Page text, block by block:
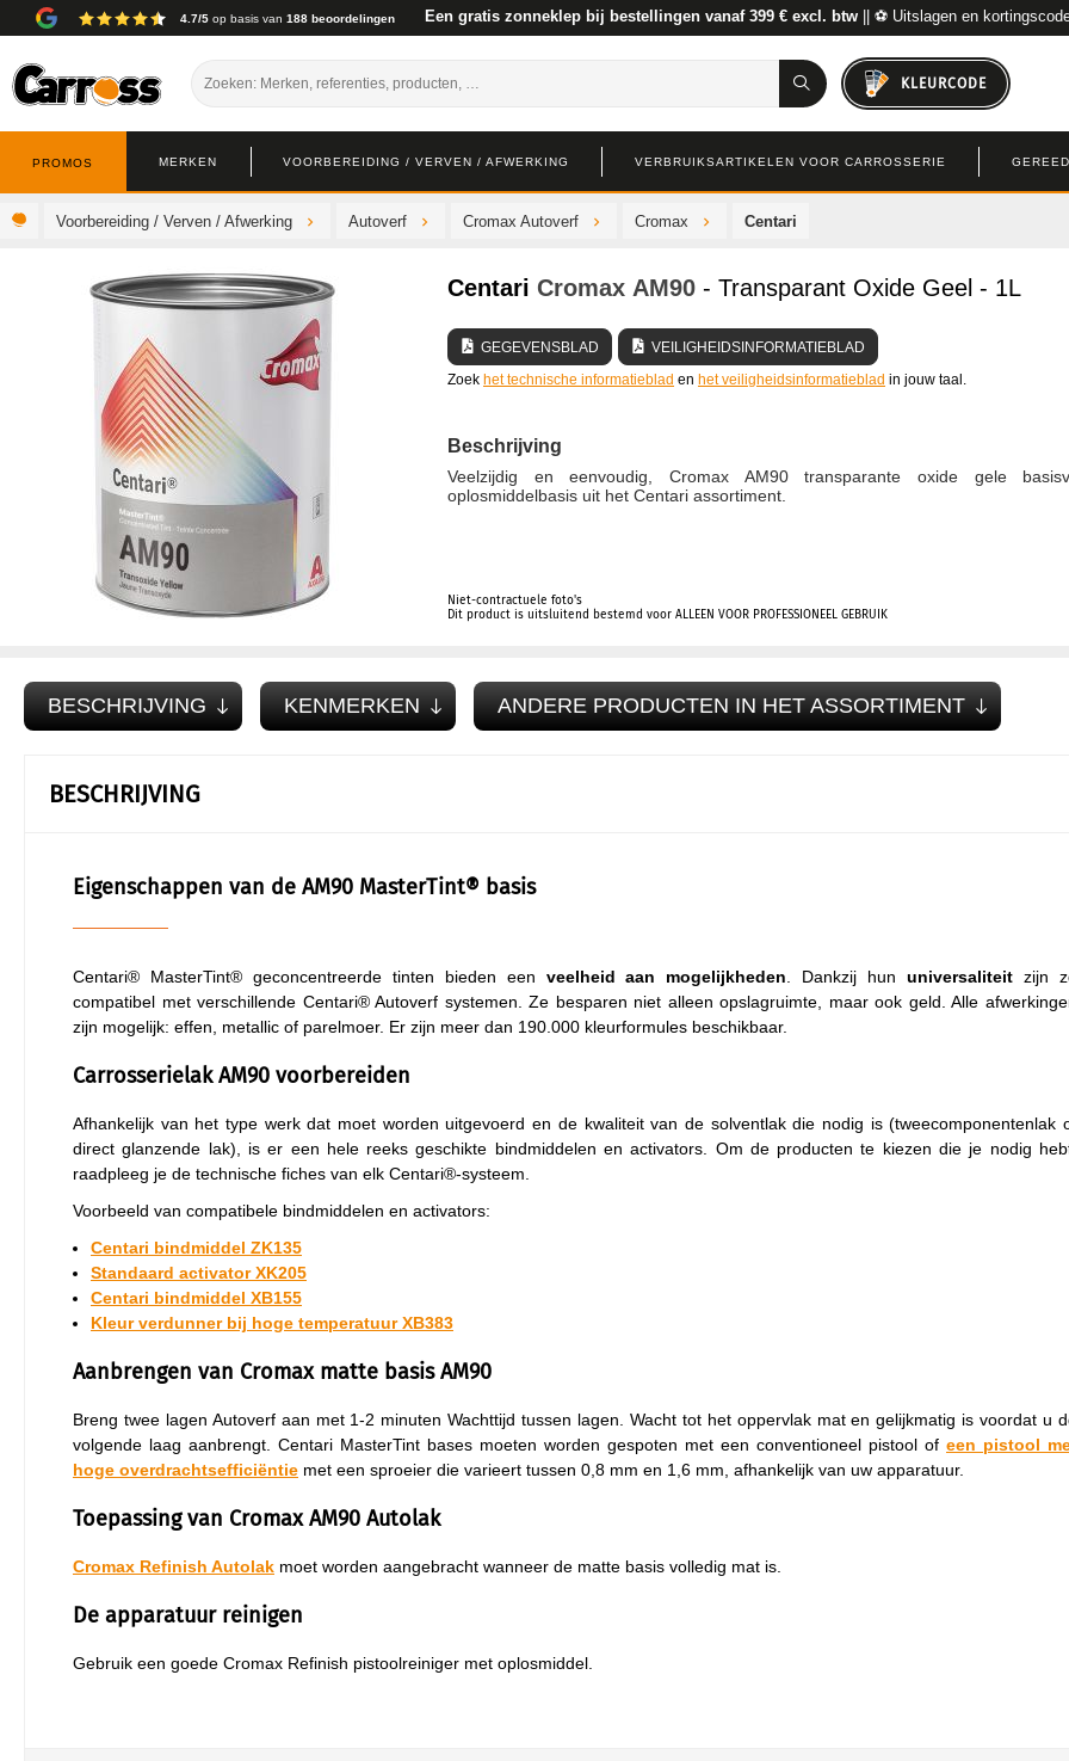
4.7/5 op basis van 188 beoordelingen Een gratis zonneklep bij bestellingen vanaf 399 € excl. btw || ⚽ Uitslagen en
KLEURCODE
VOORBEREIDING / VERVEN / AFWERKING VERBRUIKSARTIKELEN VOOR CARROSSERIE
MERKEN
PROMOS
Voorbereiding / Verven / Afwerking Autoverf Cromax Autoverf Cromax Centari
Centari Cromax AM90 - Transparant Oxide Geel - 1L
GEGEVENSBLAD
VEILIGHEIDSINFORMATIEBLAD
Zoek het technische informatieblad en het veiligheidsinformatieblad in jouw taal.
Beschrijving
Veelzijdig en eenvoudig, Cromax AM90 transparante oxide gele
oplosmiddelbasis uit het Centari assortiment.
Niet-contractuele foto's
Dit product is uitsluitend bestemd voor ALLEEN VOOR PROFESSIONEEL GEBRUIK
BESCHRIJVING KENMERKEN ANDERE PRODUCTEN IN HET ASSORTIMENT
BESCHRIJVING
Eigenschappen van de AM90 MasterTint® basis
Centari® MasterTint® geconcentreerde tinten bieden een veelheid aan mogelijkheden . Dankzij hununiversaliteit zijn
compatibel met verschillende Centari® Autoverf systemen. Ze besparen niet alleen opslagruimte, maar ook geld. Alle
zijn mogelijk: effen, metallic of parelmoer. Er zijn meer dan 190.000 kleurformules beschikbaar.
Carrosserielak AM90 voorbereiden
Afhankelijk van het type werk dat moet worden uitgevoerd en de kwaliteit van de solventlak die nodig is (tweecomponentenlak
direct glanzende lak), is er een hele reeks geschikte bindmiddelen en activators. Om de producten te kiezen die je nodig
raadpleeg je de technische fiches van elk Centari®-systeem.
Voorbeeld van compatibele bindmiddelen en activators:
Centari bindmiddel ZK135
Standaard activator XK205
Centari bindmiddel XB155
Kleur verdunner bij hoge temperatuur XB383
Aanbrengen van Cromax matte basis AM90
Breng twee lagen Autoverf aan met 1-2 minuten Wachttijd tussen lagen. Wacht tot het oppervlak mat en gelijkmatig is voordat u
volgende laag aanbrengt. Centari MasterTint bases moeten worden gespoten met een conventioneel pistool of een pistool
hoge overdrachtsefficiëntie met een sproeier die varieert tussen 0,8 mm en 1,6 mm, afhankelijk van uw apparatuur.
Toepassing van Cromax AM90 Autolak
Cromax Refinish Autolak moet worden aangebracht wanneer de matte basis volledig mat is.
De apparatuur reinigen
Gebruik een goede Cromax Refinish pistoolreiniger met oplosmiddel.